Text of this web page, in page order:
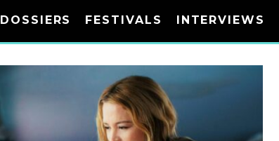
DOSSIERS FESTIVALS INTERVIEWS